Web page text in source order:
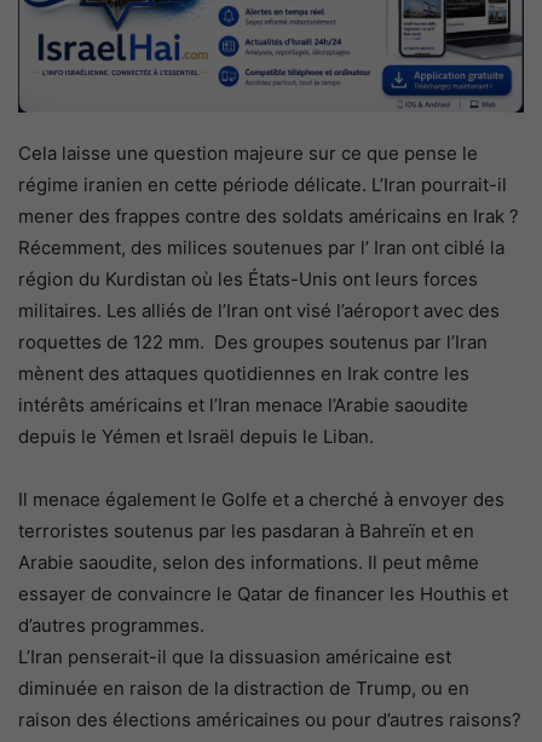
Cela laisse une question majeure sur ce que pense le
régime iranien en cette période délicate. L’Iran pourrait-il
mener des frappes contre des soldats américains en Irak ?
Récemment, des milices soutenues par l’ Iran ont ciblé la
région du Kurdistan où les États-Unis ont leurs forces
militaires. Les alliés de l’Iran ont visé l’aéroport avec des
roquettes de 122 mm. Des groupes soutenus par l’Iran
mènent des attaques quotidiennes en Irak contre les
intérêts américains et l’Iran menace l’Arabie saoudite
depuis le Yémen et Israël depuis le Liban.
Il menace également le Golfe et a cherché à envoyer des
terroristes soutenus par les pasdaran à Bahreïn et en
Arabie saoudite, selon des informations. Il peut même
essayer de convaincre le Qatar de financer les Houthis et
d’autres programmes.
L’Iran penserait-il que la dissuasion américaine est
diminuée en raison de la distraction de Trump, ou en
raison des élections américaines ou pour d’autres raisons?